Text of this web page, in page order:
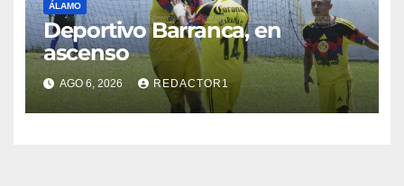
ÁLAMO
Deportivo Barranca, en
ascenso
AGO 6, 2026 REDACTOR1